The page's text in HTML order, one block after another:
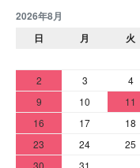
2026年8月
日
月 火
2
3 4
9
10 11
16
17 18
23
24 25
30
31